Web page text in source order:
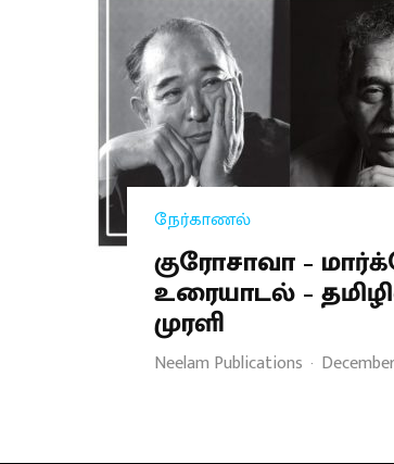
நேர்காணல்
குரோசாவா –
உரையாடல் –
முரளி
Neelam Publications ·